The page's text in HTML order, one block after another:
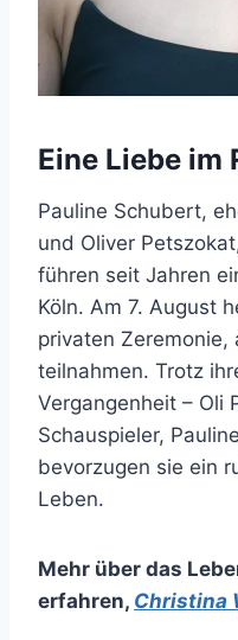
Eine Liebe im
Pauline Schubert,
und Oliver
führen seit Jahren
Köln. Am 7. August
privaten Zeremonie,
teilnahmen. Trotz
Vergangenheit – Oli
Schauspieler,
bevorzugen sie ein
Leben.
Mehr über das
erfahren, Christina